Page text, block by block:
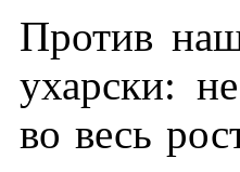
Против
ухарски:
во весь